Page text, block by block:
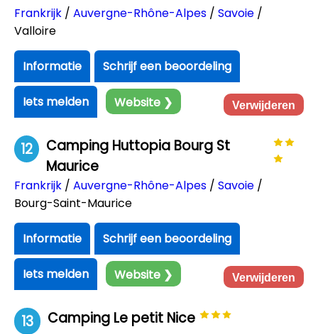
Frankrijk / Auvergne-Rhône-Alpes / Savoie /
Valloire
Informatie Schrijf een beoordeling
Iets melden Website ❯ Verwijderen
12
Camping Huttopia Bourg St
Maurice
Frankrijk / Auvergne-Rhône-Alpes / Savoie /
Bourg-Saint-Maurice
Informatie Schrijf een beoordeling
Iets melden Website ❯ Verwijderen
13 Camping Le petit Nice